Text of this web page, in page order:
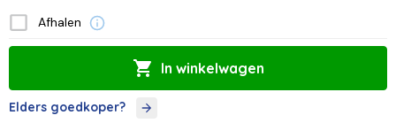
Afhalen
In winkelwagen
Elders goedkoper?